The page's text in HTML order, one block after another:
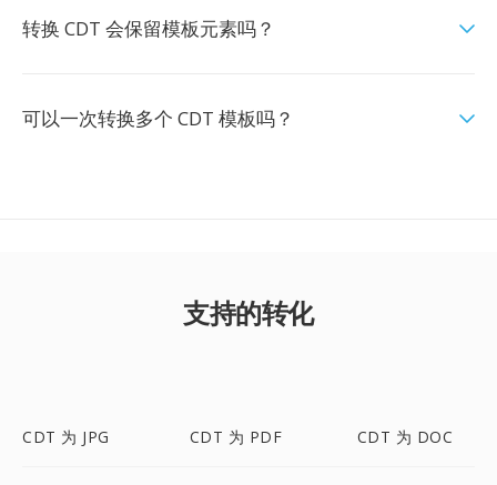
转换 CDT 会保留模板元素吗？
可以一次转换多个 CDT 模板吗？
支持的转化
CDT 为 JPG CDT 为 PDF CDT 为 DOC